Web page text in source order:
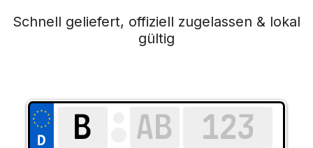
Schnell geliefert, offiziell zugelassen & lokal
gültig